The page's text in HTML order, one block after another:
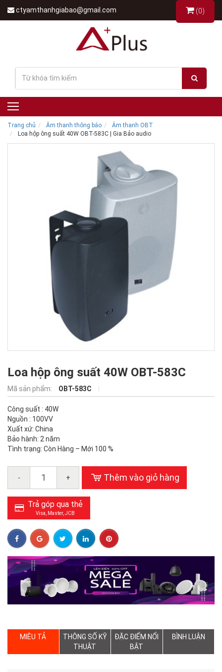
ctyamthanhgiabao@gmail.com (0)
Trang chủ Âm thanh thông báo
Âm thanh OBT
Loa hộp ông suất 40W OBT-583C | Gia Bảo audio
Loa hộp ông suất 40W OBT-583C
Mã sản phẩm: OBT-583C
Công suất : 40W
Nguồn : 100VV
Xuất xứ: China
Bảo hành: 2 năm
Tình trạng: Còn Hàng – Mới 100 %
- + Thêm vào giỏ hàng
Trả góp qua thẻ
Visa, Master, JCB
MIÊU TẢ
THÔNG SỐ KỸ
THUẬT
ĐẶC ĐIỂM NỔI
BẬT
BÌNH LUẬN